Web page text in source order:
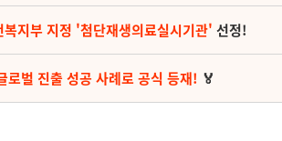
복지부 지정 '첨단재생의료실시기관' 선정!
로벌 진출 성공 사례로 공식 등재! 🏅